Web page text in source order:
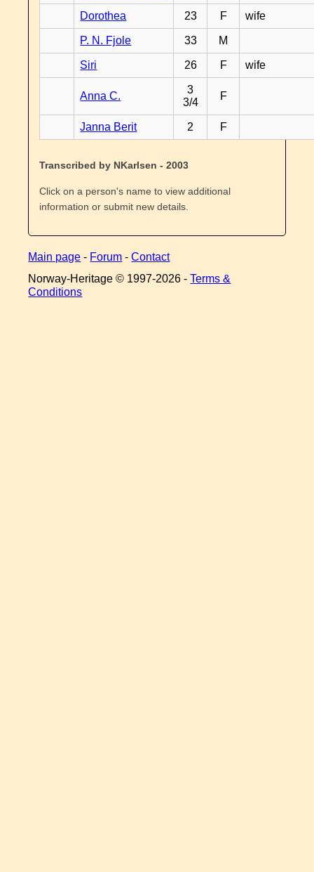
Dorothea 23 F wife
P. N. Fjole 33 M
Siri 26 F wife
Anna C.
3
3/4
F
Janna Berit 2 F
Transcribed by NKarlsen - 2003
Click on a person's name to view additional
information or submit new details.
Main page - Forum -Contact
Norway-Heritage © 1997-2026 -Terms &
Conditions